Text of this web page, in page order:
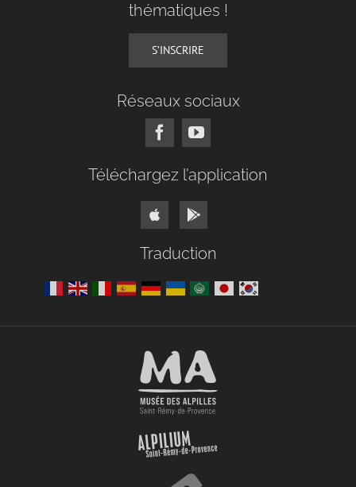
thématiques !
S’INSCRIRE
Réseaux sociaux
Téléchargez l’application
Traduction